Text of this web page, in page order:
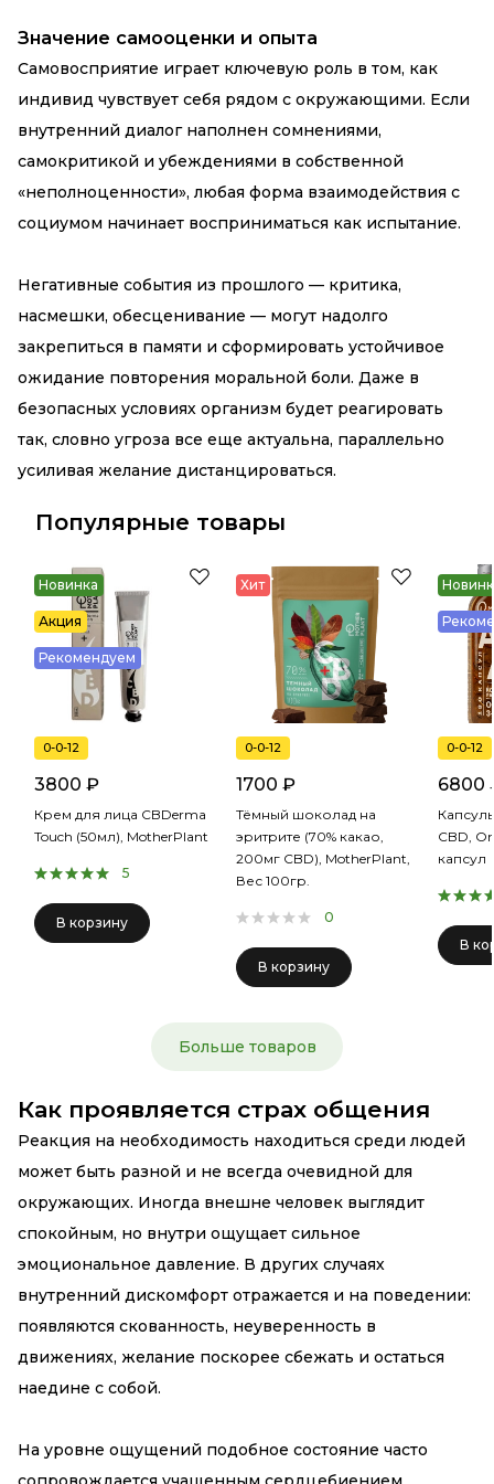
Значение самооценки и опыта
Самовосприятие играет ключевую роль в том, как
индивид чувствует себя рядом с окружающими. Если
внутренний диалог наполнен сомнениями,
самокритикой и убеждениями в собственной
«неполноценности», любая форма взаимодействия с
социумом начинает восприниматься как испытание.
Негативные события из прошлого — критика,
насмешки, обесценивание — могут надолго
закрепиться в памяти и сформировать устойчивое
ожидание повторения моральной боли. Даже в
безопасных условиях организм будет реагировать
так, словно угроза все еще актуальна, параллельно
усиливая желание дистанцироваться.
Популярные товары
Новинка
Акция
Рекомендуем
0-0-12
3800 ₽
Крем для лица CBDerma
Touch (50мл), MotherPlant
5
В корзину
Хит
0-0-12
1700 ₽
Тёмный шоколад на
эритрите (70% какао,
200мг CBD), MotherPlant,
Вес 100гр.
0
В корзину
0-0-12
6800
CBD,
капсул
В
Больше товаров
Как проявляется страх общения
Реакция на необходимость находиться среди людей
может быть разной и не всегда очевидной для
окружающих. Иногда внешне человек выглядит
спокойным, но внутри ощущает сильное
эмоциональное давление. В других случаях
внутренний дискомфорт отражается и на поведении:
появляются скованность, неуверенность в
движениях, желание поскорее сбежать и остаться
наедине с собой.
На уровне ощущений подобное состояние часто